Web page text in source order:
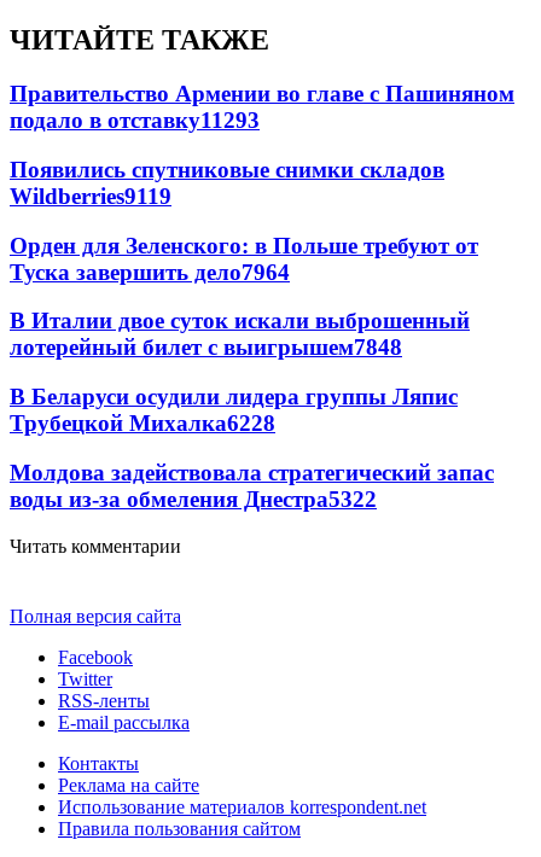
ЧИТАЙТЕ ТАКЖЕ
Правительство Армении во главе с Пашиняном
подало в отставку11293
Появились спутниковые снимки складов
Wildberries9119
Орден для Зеленского: в Польше требуют от
Туска завершить дело7964
В Италии двое суток искали выброшенный
лотерейный билет с выигрышем7848
В Беларуси осудили лидера группы Ляпис
Трубецкой Михалка6228
Молдова задействовала стратегический запас
воды из-за обмеления Днестра5322
Читать комментарии
Полная версия сайта
Facebook
Twitter
RSS-ленты
E-mail рассылка
Контакты
Реклама на сайте
Использование материалов korrespondent.net
Правила пользования сайтом